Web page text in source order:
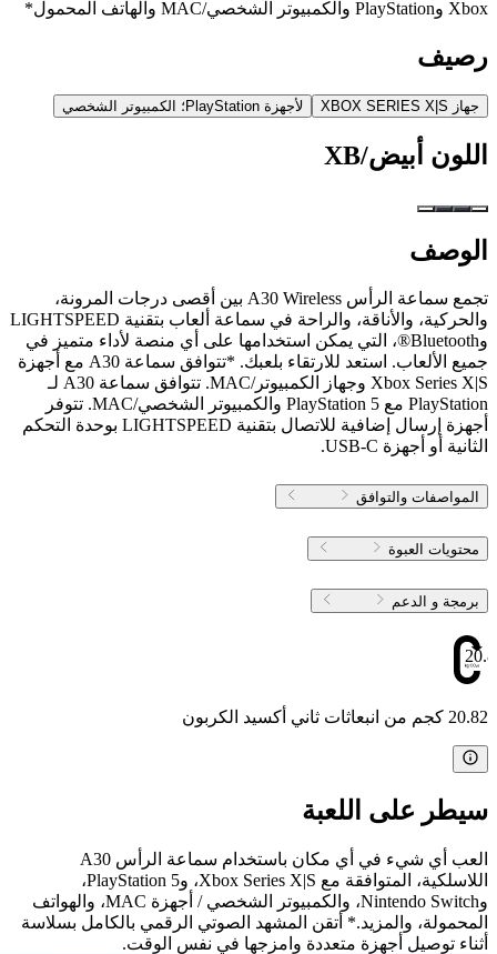
Xbox وPlayStation والكمبيوتر الشخصي/MAC والهاتف المحمول*
رصيف
جهاز XBOX SERIES X|S لأجهزة PlayStation؛ الكمبيوتر الشخصي
اللون أبيض/XB
الوصف
تجمع سماعة الرأس A30 Wireless بين أقصى درجات المرونة،
والحركية، والأناقة، والراحة في سماعة ألعاب بتقنية LIGHTSPEED
وBluetooth®، التي يمكن استخدامها على أي منصة لأداء متميز في
جميع الألعاب. استعد للارتقاء بلعبك. *تتوافق سماعة A30 مع أجهزة
Xbox Series X|S وجهاز الكمبيوتر/MAC. تتوافق سماعة A30 لـ
PlayStation مع PlayStation 5 والكمبيوتر الشخصي/MAC. تتوفر
أجهزة إرسال إضافية للاتصال بتقنية LIGHTSPEED بوحدة التحكم
الثانية أو أجهزة USB-C.
المواصفات والتوافق
محتويات العبوة
برمجة و الدعم
20.82 كجم من انبعاثات ثاني أكسيد الكربون
سيطر على اللعبة
العب أي شيء في أي مكان باستخدام سماعة الرأس A30
اللاسلكية، المتوافقة مع Xbox Series X|S، وPlayStation 5،
وNintendo Switch، والكمبيوتر الشخصي / أجهزة MAC، والهواتف
المحمولة، والمزيد.* أتقن المشهد الصوتي الرقمي بالكامل بسلاسة
أثناء توصيل أجهزة متعددة وامزجها في نفس الوقت.